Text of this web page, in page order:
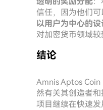
信任，因为他们可
以用户为中心的设
对加密货币领域较
结论
Amnis Aptos
然有关其创造者
项目继续在快速